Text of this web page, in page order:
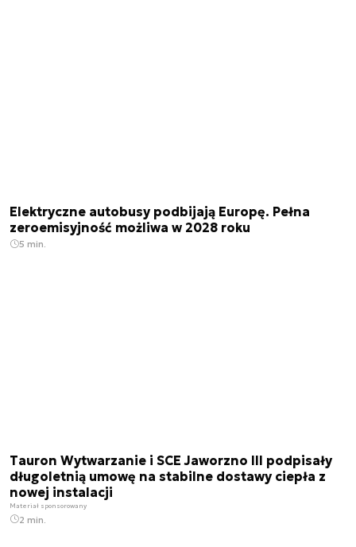
Elektryczne autobusy podbijają Europę. Pełna
zeroemisyjność możliwa w 2028 roku
5 min.
Tauron Wytwarzanie i SCE Jaworzno III podpisały
długoletnią umowę na stabilne dostawy ciepła z
nowej instalacji
Materiał sponsorowany
2 min.